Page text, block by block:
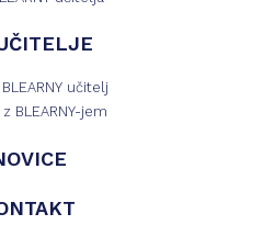
učitelj
BLEARNY-jem